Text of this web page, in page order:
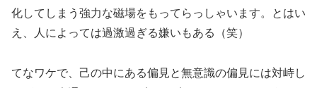
化してしまう強力な磁場をもってらっしゃいます。とはい
え、人によっては過激過ぎる嫌いもある（笑）
てなワケで、己の中にある偏見と無意識の偏見には対峙し